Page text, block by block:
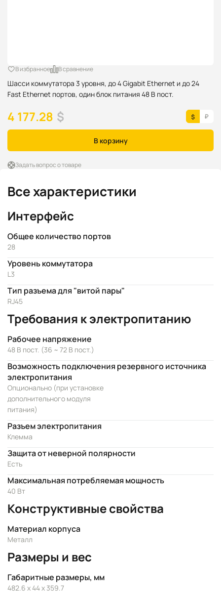
Шасси коммутатора 3 уровня, до 4 Gigabit Ethernet и до 24
Fast Ethernet портов, один блок питания 48 В пост.
В избранное В сравнение
4 177.28 $
В корзину
Задать вопрос о товаре
Все характеристики
Интерфейс
Общее количество портов
28
Уровень коммутатора
L3
Тип разъема для "витой пары"
RJ45
Требования к электропитанию
Рабочее напряжение
48 В пост. (36 ~ 72 В пост.)
Возможность подключения резервного источника
электропитания
Опционально (при установке
дополнительного модуля
питания)
Разъем электропитания
Клемма
Защита от неверной полярности
Есть
Максимальная потребляемая мощность
40 Вт
Конструктивные свойства
Материал корпуса
Металл
Размеры и вес
Габаритные размеры, мм
482.6 x 44 x 359.7